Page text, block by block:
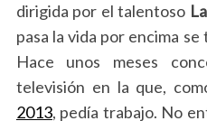
dirigida por el talentoso
pasa la vida por encima
Hace unos meses
televisión en la que,
2013, pedía trabajo. No